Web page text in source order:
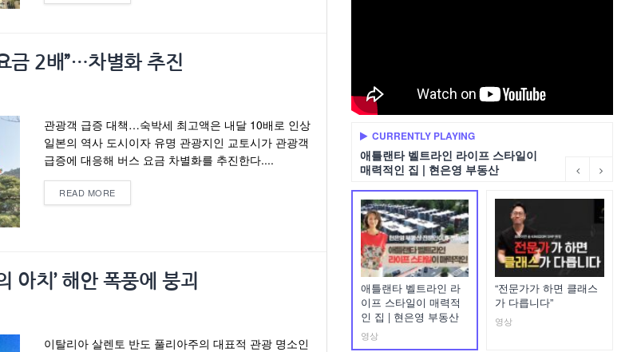
금 2배”…차별화 추진
관광객 급증 대책…숙박세 최고액은 내달 10배로 인상
일본의 역사 도시이자 유명 관광지인 교토시가 관광객
급증에 대응해 버스 요금 차별화를 추진한다....
READ MORE
아치’ 해안 폭풍에 붕괴
이탈리아 살렌토 반도 풀리아주의 대표적 관광 명소인
CURRENTLY PLAYING
애틀랜타 벨트라인 라이프 스타일이
매력적인 집 | 현은영 부동산
애틀랜타 벨트라인 라
이프 스타일이 매력적
인 집 | 현은영 부동산
영상
“전문가가 하면 클래스
가 다릅니다”
영상